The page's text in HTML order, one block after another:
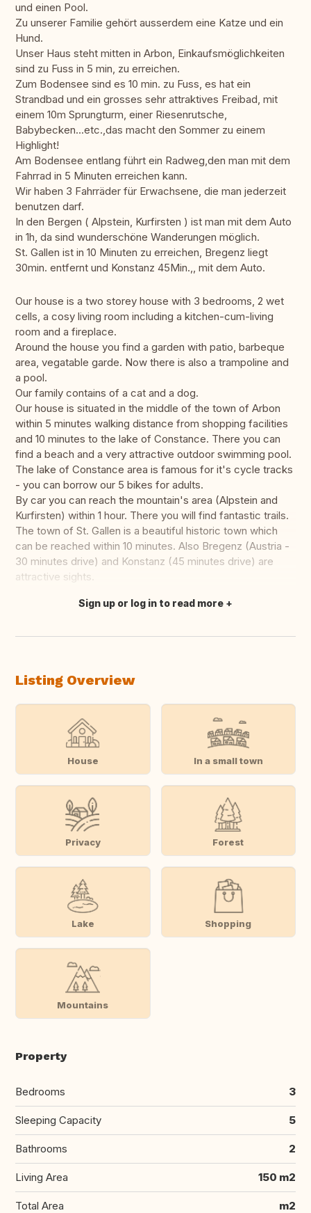
und einen Pool.
Zu unserer Familie gehört ausserdem eine Katze und ein
Hund.
Unser Haus steht mitten in Arbon, Einkaufsmöglichkeiten
sind zu Fuss in 5 min, zu erreichen.
Zum Bodensee sind es 10 min. zu Fuss, es hat ein
Strandbad und ein grosses sehr attraktives Freibad, mit
einem 10m Sprungturm, einer Riesenrutsche,
Babybecken...etc.,das macht den Sommer zu einem
Highlight!
Am Bodensee entlang führt ein Radweg,den man mit dem
Fahrrad in 5 Minuten erreichen kann.
Wir haben 3 Fahrräder für Erwachsene, die man jederzeit
benutzen darf.
In den Bergen ( Alpstein, Kurfirsten ) ist man mit dem Auto
in 1h, da sind wunderschöne Wanderungen möglich.
St. Gallen ist in 10 Minuten zu erreichen, Bregenz liegt
30min. entfernt und Konstanz 45Min.,, mit dem Auto.
Our house is a two storey house with 3 bedrooms, 2 wet
cells, a cosy living room including a kitchen-cum-living
room and a fireplace.
Around the house you find a garden with patio, barbeque
area, vegatable garde. Now there is also a trampoline and
a pool.
Our family contains of a cat and a dog.
Our house is situated in the middle of the town of Arbon
within 5 minutes walking distance from shopping facilities
and 10 minutes to the lake of Constance. There you can
find a beach and a very attractive outdoor swimming pool.
The lake of Constance area is famous for it's cycle tracks
- you can borrow our 5 bikes for adults.
By car you can reach the mountain's area (Alpstein and
Kurfirsten) within 1 hour. There you will find fantastic trails.
The town of St. Gallen is a beautiful historic town which
can be reached within 10 minutes. Also Bregenz (Austria -
30 minutes drive) and Konstanz (45 minutes drive) are
attractive sights.
Translate this
Sign up or log in to read more
Listing Overview
House In a small town
Privacy Forest
Lake Shopping
Mountains
Property
Bedrooms 3
Sleeping Capacity 5
Bathrooms 2
Living Area 150 m2
Total Area m2